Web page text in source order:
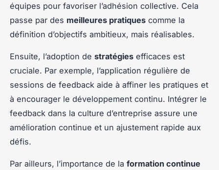
équipes pour favoriser l’adhésion collective. Cela
passe par des meilleures pratiques comme la
définition d’objectifs ambitieux, mais réalisables.
Ensuite, l’adoption de stratégies efficaces est
cruciale. Par exemple, l’application régulière de
sessions de feedback aide à affiner les pratiques et
à encourager le développement continu. Intégrer le
feedback dans la culture d’entreprise assure une
amélioration continue et un ajustement rapide aux
défis.
Par ailleurs, l’importance de la formation continue